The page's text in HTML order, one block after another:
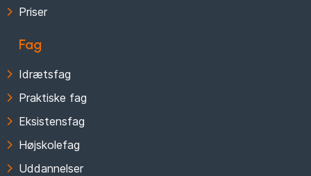
Priser
Fag
Idrætsfag
Praktiske fag
Eksistensfag
Højskolefag
Uddannelser